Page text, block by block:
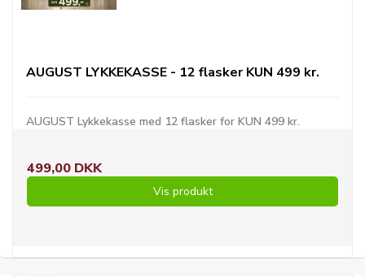
AUGUST LYKKEKASSE - 12 flasker KUN 499 kr.
AUGUST Lykkekasse med 12 flasker for KUN 499 kr.
499,00 DKK
Vis produkt